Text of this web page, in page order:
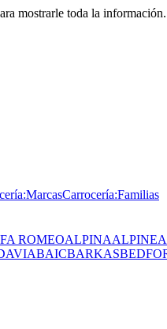
mostrarle toda la
Carrocería:Familias
ROMEOALPINAALPINE
AVIABAICBARKAS